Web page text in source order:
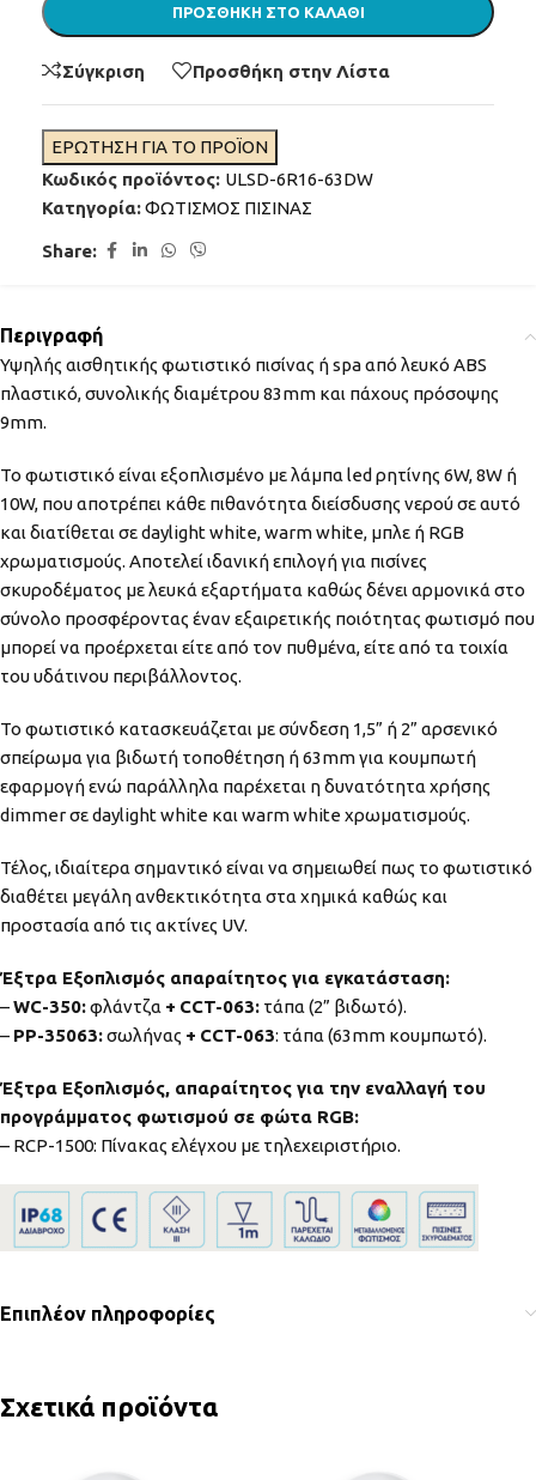
ΠΡΟΣΘΉΚΗ ΣΤΟ ΚΑΛΆΘΙ
Σύγκριση Προσθήκη στην Λίστα
ΕΡΩΤΗΣΗ ΓΙΑ ΤΟ ΠΡΟΪΟΝ
Κωδικός προϊόντος: ULSD-6R16-63DW
Κατηγορία:ΦΩΤΙΣΜΟΣ ΠΙΣΙΝΑΣ
Share:
Περιγραφή
Υψηλής αισθητικής φωτιστικό πισίνας ή spa από λευκό ABS
πλαστικό, συνολικής διαμέτρου 83mm και πάχους πρόσοψης
9mm.
Το φωτιστικό είναι εξοπλισμένο με λάμπα led ρητίνης 6W, 8W ή
10W, που αποτρέπει κάθε πιθανότητα διείσδυσης νερού σε αυτό
και διατίθεται σε daylight white, warm white, μπλε ή RGB
χρωματισμούς. Αποτελεί ιδανική επιλογή για πισίνες
σκυροδέματος με λευκά εξαρτήματα καθώς δένει αρμονικά στο
σύνολο προσφέροντας έναν εξαιρετικής ποιότητας φωτισμό που
μπορεί να προέρχεται είτε από τον πυθμένα, είτε από τα τοιχία
του υδάτινου περιβάλλοντος.
Το φωτιστικό κατασκευάζεται με σύνδεση 1,5” ή 2” αρσενικό
σπείρωμα για βιδωτή τοποθέτηση ή 63mm για κουμπωτή
εφαρμογή ενώ παράλληλα παρέχεται η δυνατότητα χρήσης
dimmer σε daylight white και warm white χρωματισμούς.
Τέλος, ιδιαίτερα σημαντικό είναι να σημειωθεί πως το φωτιστικό
διαθέτει μεγάλη ανθεκτικότητα στα χημικά καθώς και
προστασία από τις ακτίνες UV.
Έξτρα Εξοπλισμός απαραίτητος για εγκατάσταση:
–WC-350:φλάντζα + CCT-063: τάπα (2” βιδωτό).
– PP-35063:σωλήνας + CCT-063: τάπα (63mm κουμπωτό).
Έξτρα Εξοπλισμός, απαραίτητος για την εναλλαγή του
προγράμματος φωτισμού σε φώτα RGB:
– RCP-1500: Πίνακας ελέγχου με τηλεχειριστήριο.
Επιπλέον πληροφορίες
Σχετικά προϊόντα